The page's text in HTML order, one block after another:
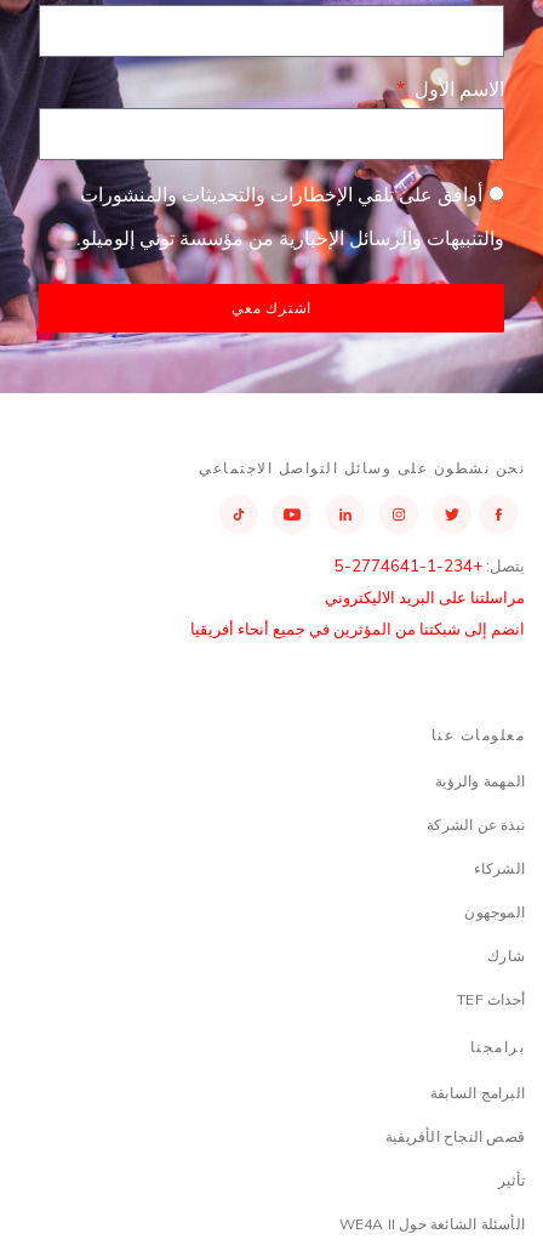
الاسم الأول
أوافق على تلقي الإخطارات والتحديثات والمنشورات
والتنبيهات والرسائل الإخبارية من مؤسسة توني إلوميلو.
اشترك معي
نحن نشطون على وسائل التواصل الاجتماعي
يتصل: +234-1-2774641-5
مراسلتنا على البريد الاليكتروني
انضم إلى شبكتنا من المؤثرين في جميع أنحاء أفريقيا
معلومات عنا
المهمة والرؤية
نبذة عن الشركة
الشركاء
الموجهون
شارك
أحداث TEF
برامجنا
البرامج السابقة
قصص النجاح الأفريقية
تأثير
الأسئلة الشائعة حول WE4A II